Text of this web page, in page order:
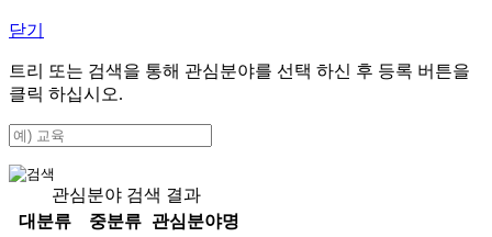
닫기
트리 또는 검색을 통해 관심분야를 선택 하신 후 등록 버튼을
클릭 하십시오.
관심분야 검색 결과
대분류
중분류
관심분야명